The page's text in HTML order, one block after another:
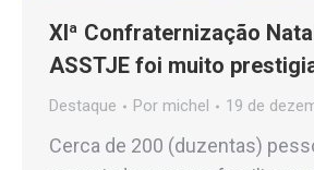
XIª Confraternização
ASSTJE foi muito
Destaque Por michel 19 de
Cerca de 200 (duzentas)